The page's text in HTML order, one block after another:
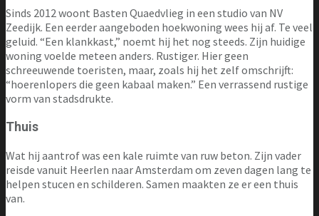
Sinds 2012 woont Basten Quaedvlieg in een studio van NV
Zeedijk. Een eerder aangeboden hoekwoning wees hij af. Te veel
geluid. “Een klankkast,” noemt hij het nog steeds. Zijn huidige
woning voelde meteen anders. Rustiger. Hier geen
schreeuwende toeristen, maar, zoals hij het zelf omschrijft:
“hoerenlopers die geen kabaal maken.” Een verrassend rustige
vorm van stadsdrukte.
Thuis
Wat hij aantrof was een kale ruimte van ruw beton. Zijn vader
reisde vanuit Heerlen naar Amsterdam om zeven dagen lang te
helpen stucen en schilderen. Samen maakten ze er een thuis
van.